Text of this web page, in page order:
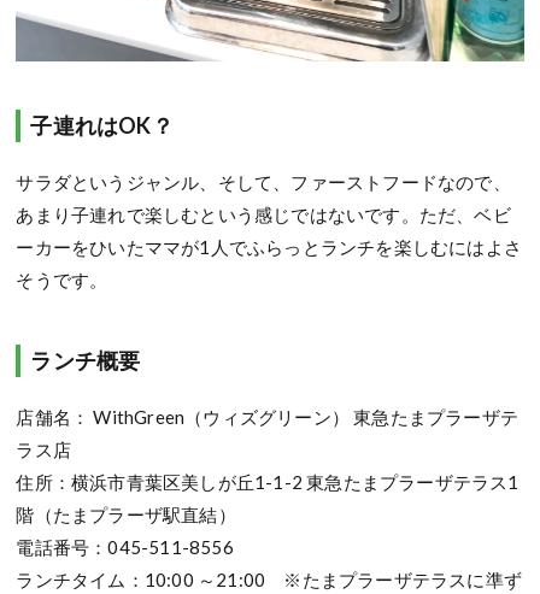
子連れはOK？
サラダというジャンル、そして、ファーストフードなので、
あまり子連れで楽しむという感じではないです。ただ、ベビ
ーカーをひいたママが1人でふらっとランチを楽しむにはよさ
そうです。
ランチ概要
店舗名： WithGreen（ウィズグリーン） 東急たまプラーザテ
ラス店
住所：横浜市青葉区美しが丘1-1-2 東急たまプラーザテラス1
階（たまプラーザ駅直結）
電話番号：045-511-8556
ランチタイム：10:00 ～21:00 ※たまプラーザテラスに準ず